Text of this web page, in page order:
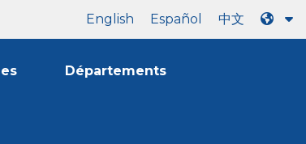
English Español 中文
Départements